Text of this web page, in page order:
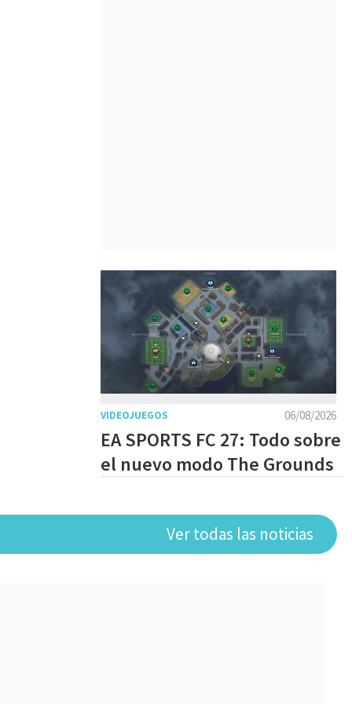
06/08/2026
VIDEOJUEGOS
EA SPORTS FC 27: Todo sobre
el nuevo modo The Grounds
Ver todas las noticias